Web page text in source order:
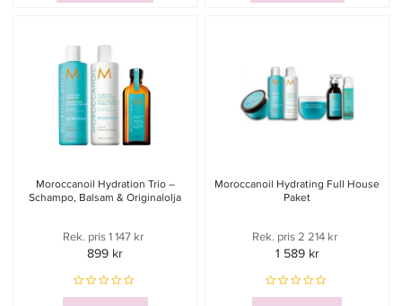
Moroccanoil Hydration Trio –
Schampo, Balsam & Originalolja
Rek. pris 1 147 kr
899 kr
Moroccanoil Hydrating Full House
Paket
Rek. pris 2 214 kr
1 589 kr